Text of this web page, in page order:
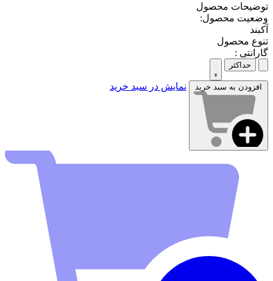
توضیحات محصول
وضعیت محصول:
آکبند
تنوع محصول
گارانتی :
حداکثر
افزودن به سبد خرید نمایش در سبد خرید